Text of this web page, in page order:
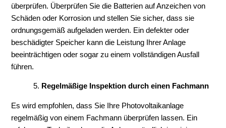
überprüfen. Überprüfen Sie die Batterien auf Anzeichen von
Schäden oder Korrosion und stellen Sie sicher, dass sie
ordnungsgemäß aufgeladen werden. Ein defekter oder
beschädigter Speicher kann die Leistung Ihrer Anlage
beeinträchtigen oder sogar zu einem vollständigen Ausfall
führen.
Regelmäßige Inspektion durch einen Fachmann
Es wird empfohlen, dass Sie Ihre Photovoltaikanlage
regelmäßig von einem Fachmann überprüfen lassen. Ein